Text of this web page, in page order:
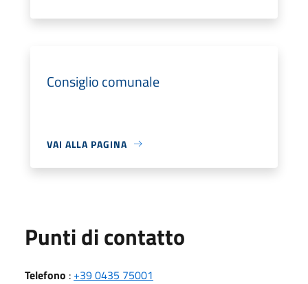
Consiglio comunale
VAI ALLA PAGINA
Punti di contatto
Telefono : +39 0435 75001